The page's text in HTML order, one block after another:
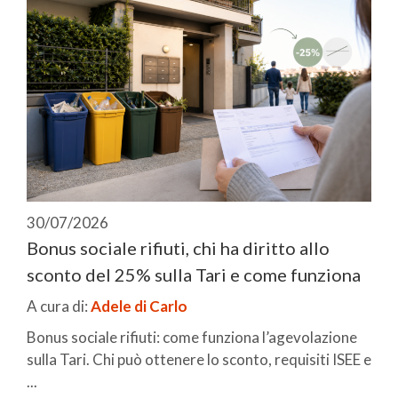
30/07/2026
Bonus sociale rifiuti, chi ha diritto allo
sconto del 25% sulla Tari e come funziona
A cura di:Adele di Carlo
Bonus sociale rifiuti: come funziona l’agevolazione
sulla Tari. Chi può ottenere lo sconto, requisiti ISEE e
...